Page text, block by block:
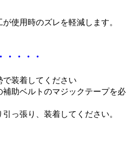
使用時のズレを軽減します。
・・・・
装着してください
助ベルトのマジックテープを必
っ張り、装着してください。